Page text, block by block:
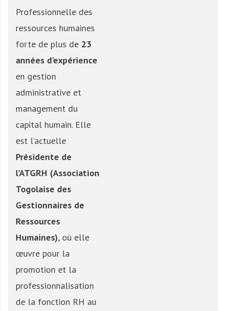
Professionnelle des
ressources humaines
forte de plus de 23
années d’expérience
en gestion
administrative et
management du
capital humain. Elle
est l’actuelle
Présidente de
l’ATGRH (Association
Togolaise des
Gestionnaires de
Ressources
Humaines), où elle
œuvre pour la
promotion et la
professionnalisation
de la fonction RH au